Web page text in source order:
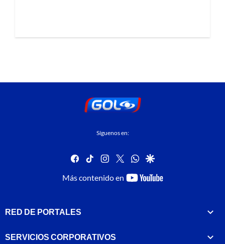
Síguenos en:
facebook
tiktok instagram
twitterwhatsapp
google
Más contenido en
youtube-
RED DE PORTALES
SERVICIOS CORPORATIVOS